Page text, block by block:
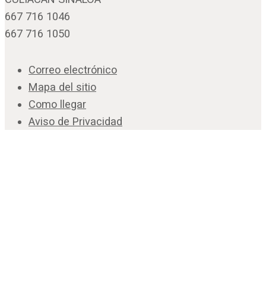
667 716 1046
667 716 1050
Correo electrónico
Mapa del sitio
Como llegar
Aviso de Privacidad